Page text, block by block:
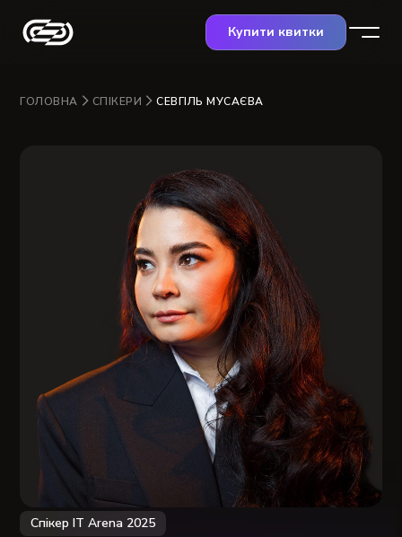
Купити квитки
ГОЛОВНА СПІКЕРИ СЕВГІЛЬ МУСАЄВА
Спікер IT Arena 2025